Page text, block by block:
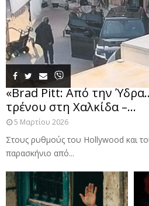
«Brad Pitt: Από την
τρένου στη Χαλκίδα –...
5 Μαρτίου 2026
Στους ρυθμούς του Hollywood και
παρασκήνιο από...